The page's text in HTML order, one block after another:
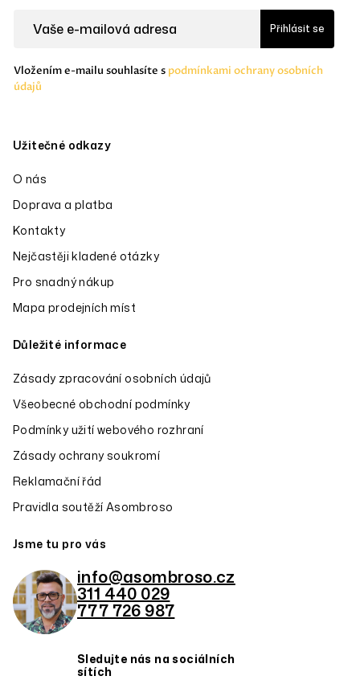
Přihlásit se
Vložením e-mailu souhlasíte s podmínkami ochrany osobních
údajů
Užitečné odkazy
O nás
Doprava a platba
Kontakty
Nejčastěji kladené otázky
Pro snadný nákup
Mapa prodejních míst
Důležité informace
Zásady zpracování osobních údajů
Všeobecné obchodní podmínky
Podmínky užití webového rozhraní
Zásady ochrany soukromí
Reklamační řád
Pravidla soutěží Asombroso
Jsme tu pro vás
info@asombroso.cz
311 440 029
777 726 987
Sledujte nás na sociálních
sítích